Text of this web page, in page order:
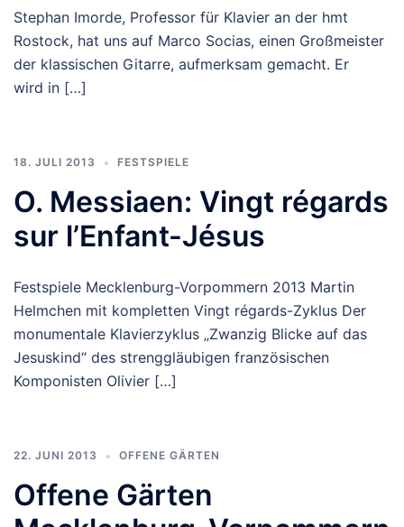
Stephan Imorde, Professor für Klavier an der hmt
Rostock, hat uns auf Marco Socias, einen Großmeister
der klassischen Gitarre, aufmerksam gemacht. Er
wird in […]
18. JULI 2013 FESTSPIELE
O. Messiaen: Vingt régards
sur l’Enfant-Jésus
Festspiele Mecklenburg-Vorpommern 2013 Martin
Helmchen mit kompletten Vingt régards-Zyklus Der
monumentale Klavierzyklus „Zwanzig Blicke auf das
Jesuskind“ des strenggläubigen französischen
Komponisten Olivier […]
22. JUNI 2013 OFFENE GÄRTEN
Offene Gärten